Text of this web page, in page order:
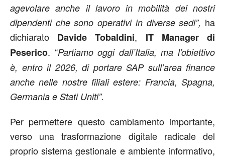
agevolare anche il lavoro in mobilità dei nostri
dipendenti che sono operativi in diverse sedi”, ha
dichiarato Davide Tobaldini, IT Manager di
Peserico. “Partiamo oggi dall’Italia, ma l’obiettivo
è, entro il 2026, di portare SAP sull’area finance
anche nelle nostre filiali estere: Francia, Spagna,
Germania e Stati Uniti”.
Per permettere questo cambiamento importante,
verso una trasformazione digitale radicale del
proprio sistema gestionale e ambiente informativo,